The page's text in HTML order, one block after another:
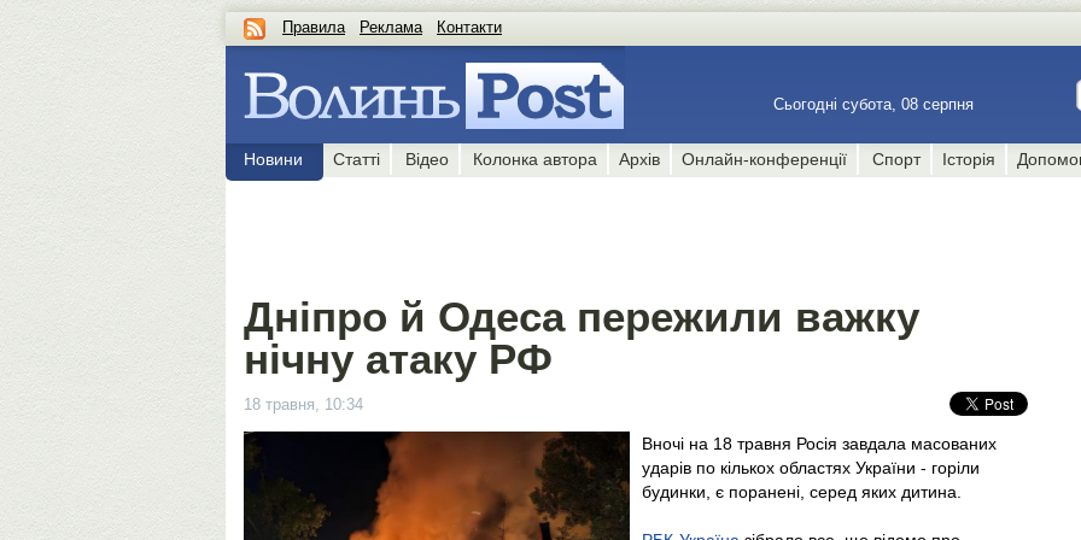
Правила Реклама Контакти
Сьогодні субота, 08 серпня
Новини Статті Відео Колонка автора Архів Онлайн-конференції Спорт Історія
Дніпро й Одеса пережили важку
нічну атаку РФ
18 травня, 10:34
Вночі на 18 травня Росія завдала масованих
ударів по кількох областях України - горіли
будинки, є поранені, серед яких дитина.